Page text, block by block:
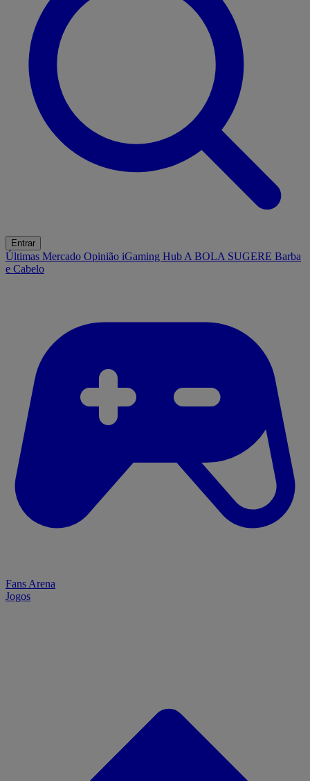
Entrar
Últimas Mercado Opinião iGaming Hub A BOLA SUGERE Barba
e Cabelo
Fans Arena
Jogos